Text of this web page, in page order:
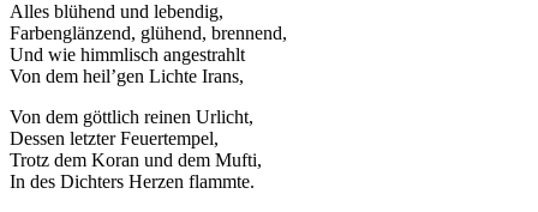
Alles blühend und lebendig,
Farbenglänzend, glühend, brennend,
Und wie himmlisch angestrahlt
Von dem heil’gen Lichte Irans,
Von dem göttlich reinen Urlicht,
Dessen letzter Feuertempel,
Trotz dem Koran und dem Mufti,
In des Dichters Herzen flammte.